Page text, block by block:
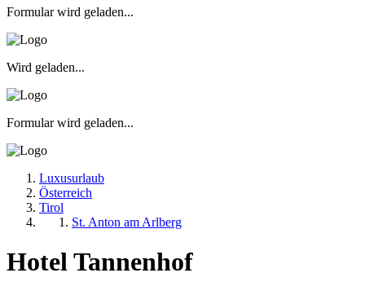
Formular wird geladen...
Wird geladen...
Formular wird geladen...
Luxusurlaub
Österreich
Tirol
St. Anton am Arlberg
Hotel Tannenhof